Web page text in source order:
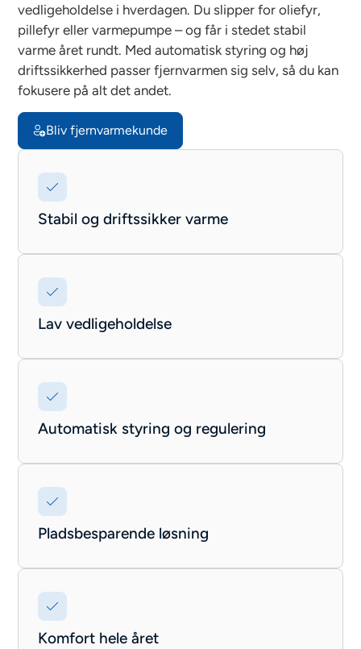
vedligeholdelse i hverdagen. Du slipper for oliefyr,
pillefyr eller varmepumpe – og får i stedet stabil
varme året rundt. Med automatisk styring og høj
driftssikkerhed passer fjernvarmen sig selv, så du kan
fokusere på alt det andet.
Bliv fjernvarmekunde
Stabil og driftssikker varme
Lav vedligeholdelse
Automatisk styring og regulering
Pladsbesparende løsning
Komfort hele året